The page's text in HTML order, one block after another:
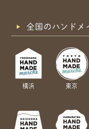
全国のハンドメ
横浜
東京